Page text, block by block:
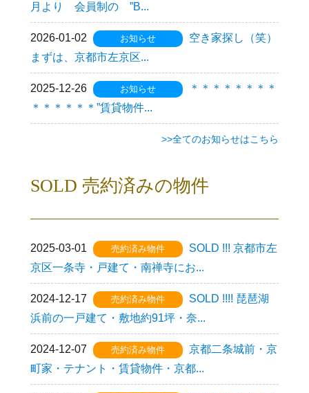
月より 会員制の ”B...
2026-01-02 お知らせ
空き家探し（笑）
まずは、京都市左京区...
2025-12-26 お知らせ
＊＊＊＊＊＊＊＊
＊＊＊＊＊＊”賃貸物件...
>>全てのお知らせはこちら
SOLD 売約済みの物件
2025-03-01 売約済み物件
SOLD !!! 京都市左
京区一条寺・戸建て・南禅寺にお...
2024-12-17 売約済み物件
SOLD !!!! 琵琶湖
浜前の一戸建て・敷地約91坪・奈...
2024-12-07 売約済み物件
京都二条城前・京
町家・テナント・賃貸物件・京都...